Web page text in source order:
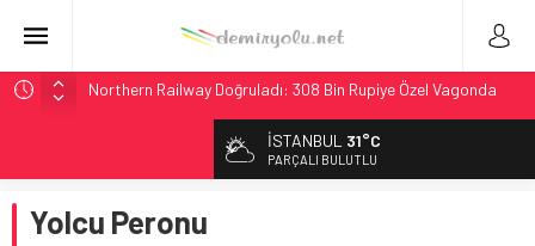
Northern Railway Doğruladı: 308 Bin Rupiye Özel Vagonda
Chicago’da Metra Polisi BVLOS Drone’larla Müdahale
NJ Transit’ten Tarihi Bütçe: 46 Yılın Rekoru Onaylandı
İSTANBUL 31°C
PARÇALI BULUTLU
Yolcu Peronu